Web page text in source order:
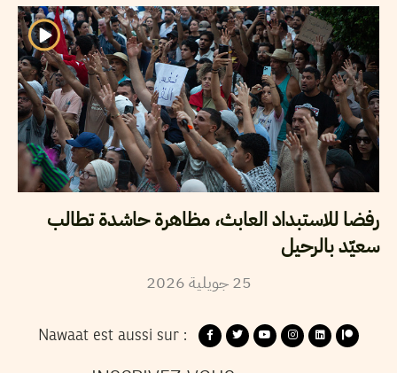
رفضا للاستبداد العابث، مظاهرة حاشدة تطالب
سعيّد بالرحيل
25 جويلية2026
Nawaat est aussi sur :